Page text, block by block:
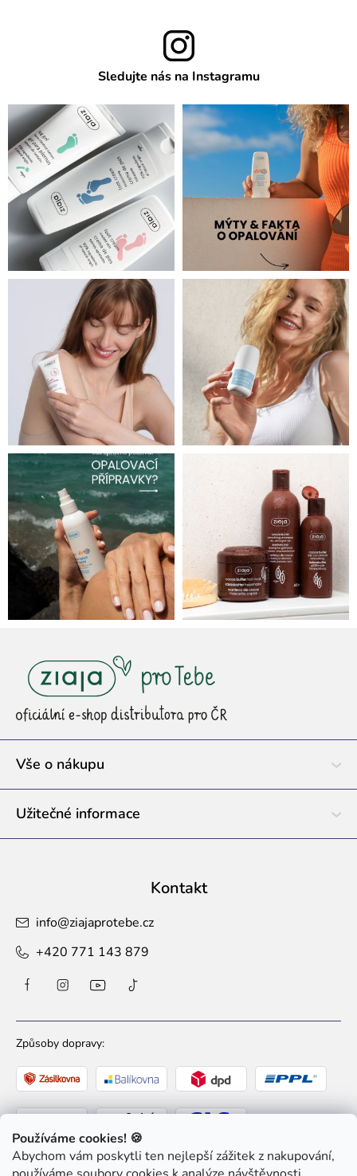
Používáme cookies! 🍪
Abychom vám poskytli ten nejlepší zážitek z nakupování,
Sledujte nás na Instagramu
t
Vše o nákupu
Užitečné informace
Kontakt
info@ziajaprotebe.cz
+420 771 143 879
Způsoby dopravy:
Způsoby platby: